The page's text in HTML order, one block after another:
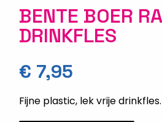
BENTE BOER
DRINKFLES
€ 7,95
Fijne plastic, lek vrije drinkfles.